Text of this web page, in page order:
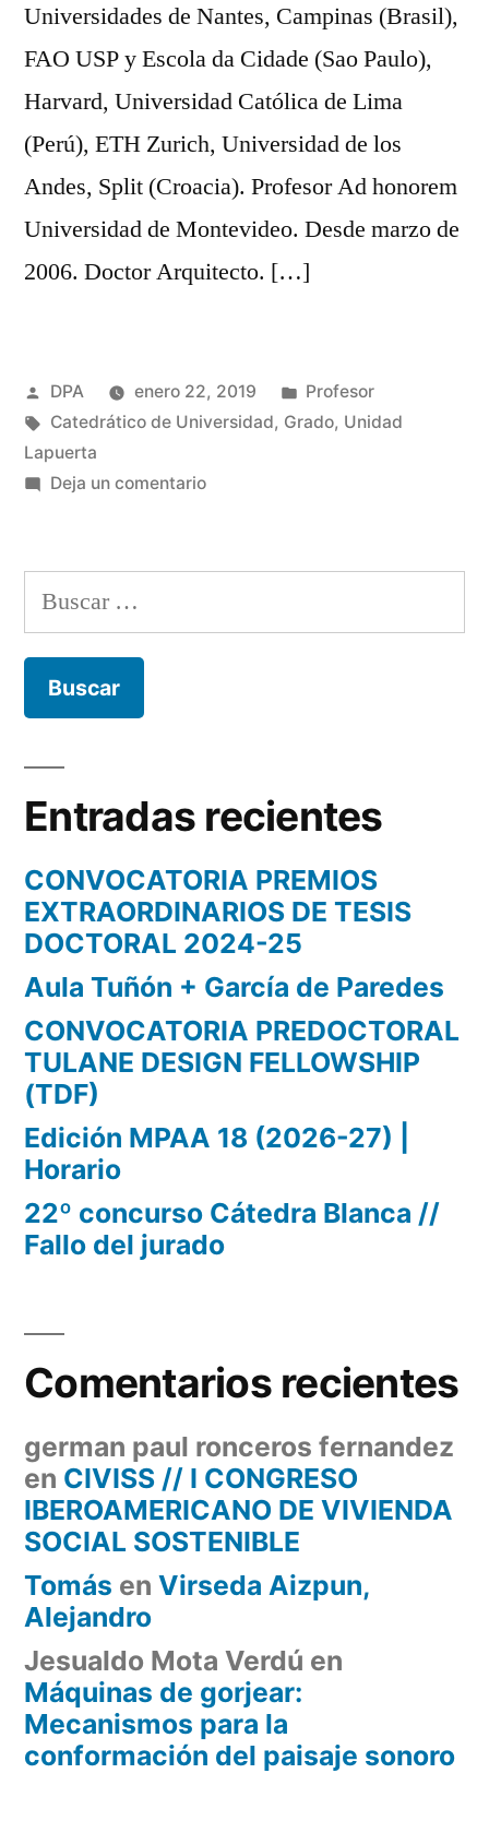
Universidades de Nantes, Campinas (Brasil),
FAO USP y Escola da Cidade (Sao Paulo),
Harvard, Universidad Católica de Lima
(Perú), ETH Zurich, Universidad de los
Andes, Split (Croacia). Profesor Ad honorem
Universidad de Montevideo. Desde marzo de
2006. Doctor Arquitecto. […]
Publicado
por
DPA enero 22, 2019
Publicado
en
Profesor
Etiquetas:
Catedrático de Universidad, Grado, Unidad
Lapuerta
Deja un comentarioen
José
Buscar:
Entradas recientes
CONVOCATORIA PREMIOS
EXTRAORDINARIOS DE TESIS
DOCTORAL 2024-25
Aula Tuñón + García de Paredes
CONVOCATORIA PREDOCTORAL
TULANE DESIGN FELLOWSHIP
(TDF)
Edición MPAA 18 (2026-27) |
Horario
22º concurso Cátedra Blanca //
Fallo del jurado
Comentarios recientes
german paul ronceros fernandez
en CIVISS // I CONGRESO
IBEROAMERICANO DE VIVIENDA
SOCIAL SOSTENIBLE
Tomás en Virseda Aizpun,
Alejandro
Jesualdo Mota Verdú en
Máquinas de gorjear:
Mecanismos para la
conformación del paisaje sonoro